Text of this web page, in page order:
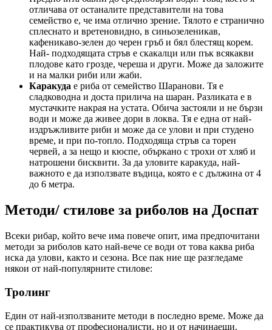
отличава от останалите представители на това
семейство е, че има отлично зрение. Тялото е странично
сплеснато и вретеновидно, в синьозеленикав,
кафеникаво-зелен до черен гръб и бял блестящ корем.
Най- подходящата стръв е скакалци или пък всякакви
плодове като грозде, череша и други. Може да заложите
и на малки риби или жаби.
Каракуда е риба от семейство Шаранови. Тя е
сладководна и доста прилича на шаран. Разликата е в
мустачките накрая на устата. Обича застояли и не бързи
води и може да живее дори в локва. Тя е една от най-
издръжливите риби и може да се улови и при студено
време, и при по-топло. Подходяща стръв са торен
червей, а за нещо и кюспе, объркано с трохи от хляб и
натрошени бисквити. За да уловите каракуда, най-
важното е да използвате въдица, която е с дължина от 4
до 6 метра.
Методи/ стилове за риболов на Доспат
Всеки рибар, който вече има повече опит, има предпочитани
методи за риболов като най-вече се води от това каква риба
иска да улови, както и сезона. Все пак ние ще разгледаме
някои от най-популярните стилове:
Тролинг
Един от най-използваните методи в последно време. Може да
се практикува от професионалисти, но и от начинаещи.